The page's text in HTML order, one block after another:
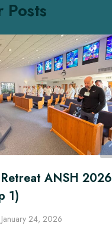
Posts
ANSH 2026
1)
January 24, 2026